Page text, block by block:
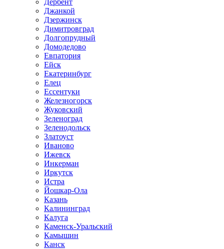
Дербент
Джанкой
Дзержинск
Димитровград
Долгопрудный
Домодедово
Евпатория
Ейск
Екатеринбург
Елец
Ессентуки
Железногорск
Жуковский
Зеленоград
Зеленодольск
Златоуст
Иваново
Ижевск
Инкерман
Иркутск
Истра
Йошкар-Ола
Казань
Калининград
Калуга
Каменск-Уральский
Камышин
Канск